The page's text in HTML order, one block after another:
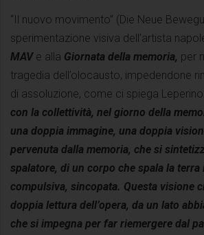
“Il nuovo movimento” (Die Neue
sperimentazione visiva dell’artista
MAVe alla Giornata della memoria, per
tragedia dell’olocausto, impedendone
di assoluzione, come ci spiega Leperino:
con la collettività, nel giorno della
una doppia immagine, una doppia
pervenuta dalla memoria, che si
spalatore, di un corpo che spala la terra
compulsiva, sincopata. Questa visione
doppia lettura dell’opera, da un lato
che si impegna per far riemergere dal